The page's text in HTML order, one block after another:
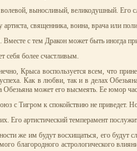
волевой, выносливый, великодушный. Его
священника, воина, врача или
с тем Дракон может быть иногда
себя более счастливым.
Крыса воспользуется всем, что
Как в любви, так и в делах
может его высмеять. Ее юмор
с Тигром к спокойствию не приведет.
Его артистический темперамент
же им будут восхищаться, его
благородного астрологического